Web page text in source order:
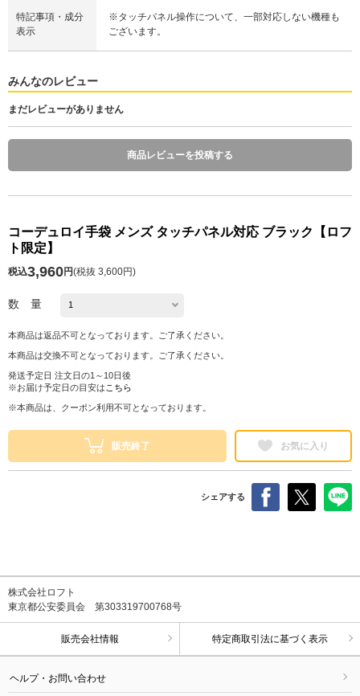
特記事項・成分
表示
※タッチパネル操作について、一部対応しない機種も
ございます。
みんなのレビュー
まだレビューがありません
商品レビューを投稿する
コーデュロイ手袋 メンズ タッチパネル対応 ブラック【ロフ
ト限定】
税込3,960円(税抜 3,600円)
数 量
本商品は返品不可となっております。ご了承ください。
本商品は交換不可となっております。ご了承ください。
発送予定日 注文日の1～10日後
※お届け予定日の目安は こちら
※本商品は、クーポン利用不可となっております。
販売終了 お気に入り
シェアする
株式会社ロフト
東京都公安委員会 第303319700768号
販売会社情報 特定商取引法に基づく表示
ヘルプ・お問い合わせ